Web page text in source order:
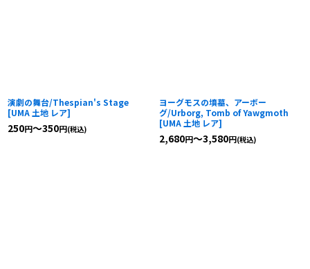
演劇の舞台/Thespian's Stage
[UMA 土地 レア]
250円～350円(税込)
ヨーグモスの墳墓、アーボー
グ/Urborg, Tomb of Yawgmoth
[UMA 土地 レア]
2,680円～3,580円(税込)